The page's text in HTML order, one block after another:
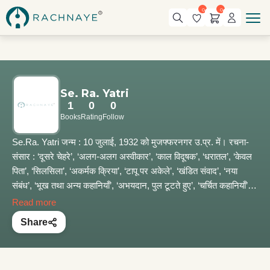
0 0
Se. Ra. Yatri
1
Books
0
Rating
0
Follow
Se.Ra. Yatri जन्म : 10 जुलाई, 1932 को मुजफ्फरनगर उ.प्र. में। रचना-
संसार : ‘दूसरे चेहरे’, ‘अलग-अलग अस्वीकार’, ‘काल विदूषक’, ‘धरातल’, ‘केवल
पिता’, ‘सिलसिला’, ‘अकर्मक क्रिया’, ‘टापू पर अकेले’, ‘खंडित संवाद’, ‘नया
संबंध’, ‘भूख तथा अन्य कहानियाँ’, ‘अभयदान, पुल टूटते हुए’, ‘चर्चित कहानियाँ’,
‘विरोधी स्वर’, ‘इक्कीस पुरस्कृत कहानियाँ’, ‘खारिज और बेदखल’, ‘परजीवी’,
‘इक्कीस पुरस्कृत कहानियाँ’ (कहानी-संग्रह); ‘दराजों में बंद दस्तावेज’, ‘लौटते
हुए’, ‘चाँदनी के आर-पार’, ‘बीच की दरार’, ‘कई अँधेरों के पार’, ‘टूटते दायरे’,
Read more
Share